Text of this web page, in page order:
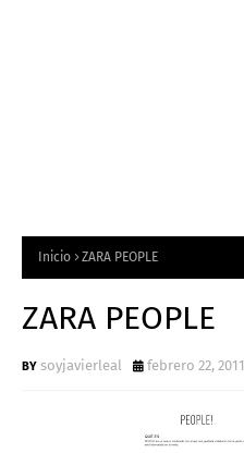
Inicio ZARA PEOPLE
ZARA PEOPLE
soyjavierleal febrero 22, 2011